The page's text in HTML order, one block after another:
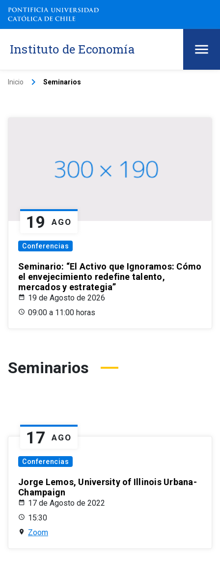
Instituto de Economía
Inicio keyboard_arrow_right Seminarios
19 AGO
Conferencias
Seminario: “El Activo que Ignoramos: Cómo
el envejecimiento redefine talento,
mercados y estrategia”
19 de Agosto de 2026
09:00 a 11:00 horas
Seminarios
17 AGO
Conferencias
Jorge Lemos, University of Illinois Urbana-
Champaign
17 de Agosto de 2022
15:30
Zoom